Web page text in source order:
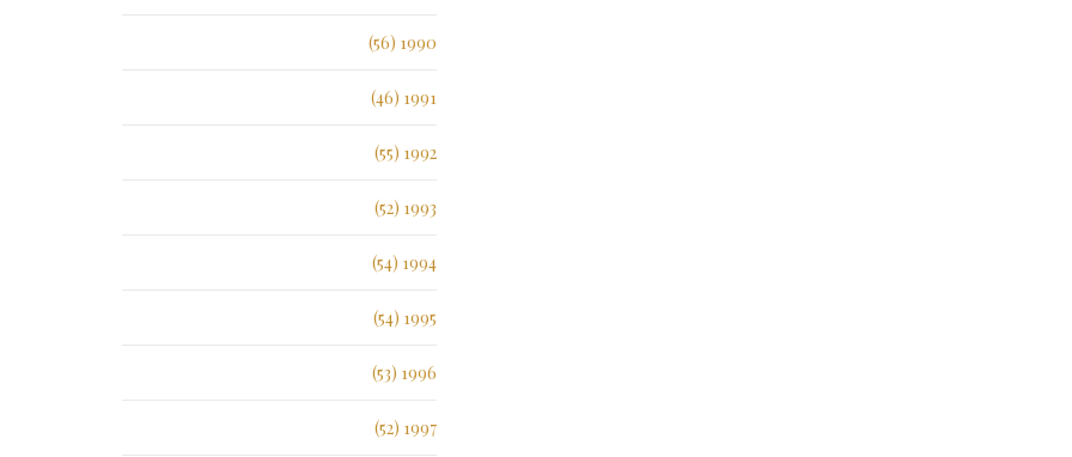
1990 (56)
1991 (46)
1992 (55)
1993 (52)
1994 (54)
1995 (54)
1996 (53)
1997 (52)